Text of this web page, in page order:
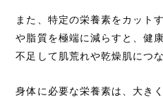
また、特定の栄養素をカット
や脂質を極端に減らすと、健
不足して肌荒れや乾燥肌につ
身体に必要な栄養素は、大き